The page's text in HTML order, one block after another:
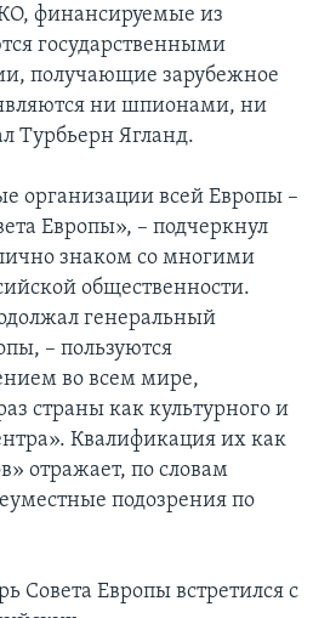
финансируемые из
государственными
получающие зарубежное
ни шпионами, ни
Турбьерн Ягланд.
организации всей Европы –
Европы», – подчеркнул
знаком со многими
общественности.
генеральный
– пользуются
во всем мире,
страны как культурного и
Квалификация их как
отражает, по словам
подозрения по
Совета Европы встретился с